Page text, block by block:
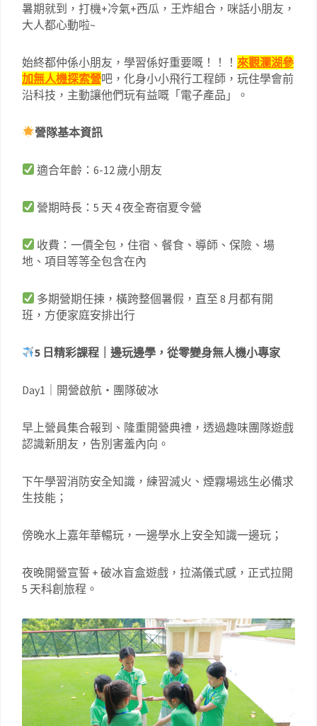
暑期就到，打機+冷氣+西瓜，王炸組合，咪話小朋友，
大人都心動啦~
始終都仲係小朋友，學習係好重要嘅！！！ 來觀瀾湖參
加無人機探索營吧，化身小小飛行工程師，玩住學會前
沿科技，主動讓他們玩有益嘅「電子產品」。
營隊基本資訊
適合年齡：6-12 歲小朋友
營期時長：5 天 4 夜全寄宿夏令營
收費：一價全包，住宿、餐食、導師、保險、場
地、項目等等全包含在內
多期營期任揀，橫跨整個暑假，直至 8 月都有開
班，方便家庭安排出行
5 日精彩課程｜邊玩邊學，從零變身無人機小專家
Day1｜開營啟航・團隊破冰
早上營員集合報到、隆重開營典禮，透過趣味團隊遊戲
認識新朋友，告別害羞內向。
下午學習消防安全知識，練習滅火、煙霧場逃生必備求
生技能；
傍晚水上嘉年華暢玩，一邊學水上安全知識一邊玩；
夜晚開營宣誓 + 破冰盲盒遊戲，拉滿儀式感，正式拉開
5 天科創旅程。